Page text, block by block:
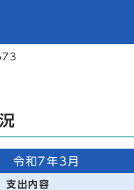
令和7年3月
支出内容